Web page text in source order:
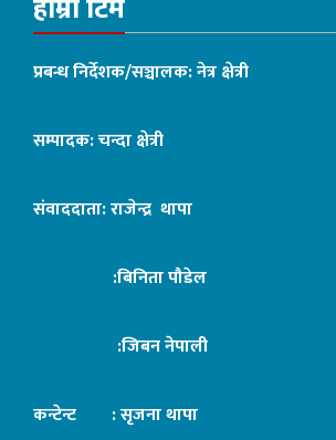
प्रबन्ध निर्देशक/सञ्चालक: नेत्र क्षेत्री
सम्पादक: चन्दा क्षेत्री
संवाददाता: राजेन्द्र थापा
:बिनिता पौडेल
:जिबन नेपाली
कन्टेन्ट : सृजना थापा